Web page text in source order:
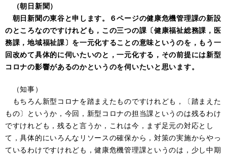
（朝日新聞）
朝日新聞の東谷と申します。６ページの健康危機管理課の新設
のところなのですけれども，この三つの課〔健康福祉総務課，医
務課，地域福祉課〕を一元化することの意味というのを，もう一
回改めて具体的に伺いたいのと，一元化する，その前提には新型
コロナの影響があるのかというのを伺いたいと思います。
（知事）
もちろん新型コロナを踏まえたものですけれども，〔踏まえた
もの〕というか，今回，新型コロナの担当課というのは残るわけ
ですけれども，残ると言うか，これは今，まず足元の対応とし
て，具体的にいろんなリソースの確保から，対策の実施からやっ
ているわけですけれども，健康危機管理課というのは，少し中期